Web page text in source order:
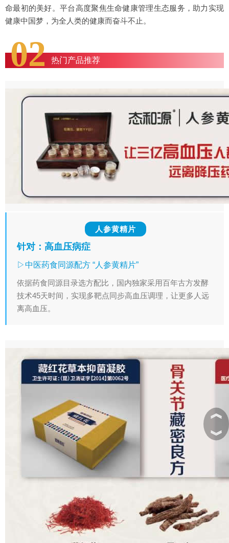
命最初的美好。平台高度聚焦生命健康管理生态服务，助力实现
健康中国梦，为全人类的健康而奋斗不止。
02 热门产品推荐
人参黄精片
针对：高血压病症
▷中医药食同源配方 “人参黄精片”
依据药食同源目录选方配比，国内独家采用百年古方发酵
技术45天时间，实现多靶点同步高血压调理，让更多人远
离高血压。
︽
︾